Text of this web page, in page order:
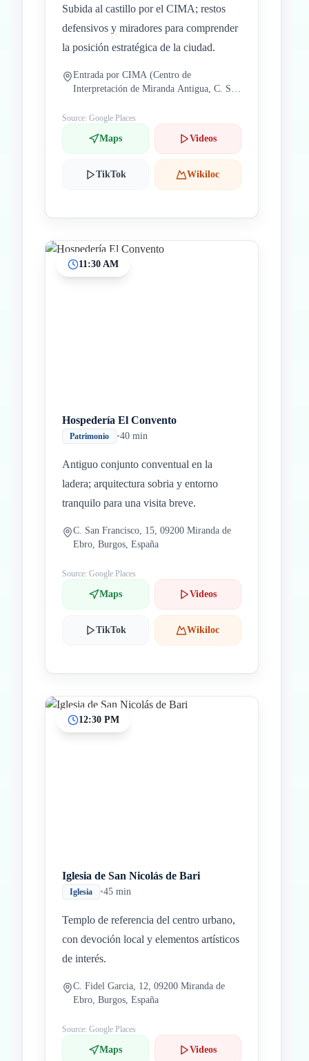
Subida al castillo por el CIMA; restos
defensivos y miradores para comprender
la posición estratégica de la ciudad.
Entrada por CIMA (Centro de
Interpretación de Miranda Antigua, C. San
Burgos, España)
Source: Google Places
Maps Videos
TikTok Wikiloc
11:30 AM
Hospedería El Convento
Patrimonio •40 min
Antiguo conjunto conventual en la
ladera; arquitectura sobria y entorno
tranquilo para una visita breve.
C. San Francisco, 15, 09200 Miranda de
Ebro, Burgos, España
Source: Google Places
Maps Videos
TikTok Wikiloc
12:30 PM
Iglesia de San Nicolás de Bari
Iglesia •45 min
Templo de referencia del centro urbano,
con devoción local y elementos artísticos
de interés.
C. Fidel Garcia, 12, 09200 Miranda de
Ebro, Burgos, España
Source: Google Places
Maps Videos